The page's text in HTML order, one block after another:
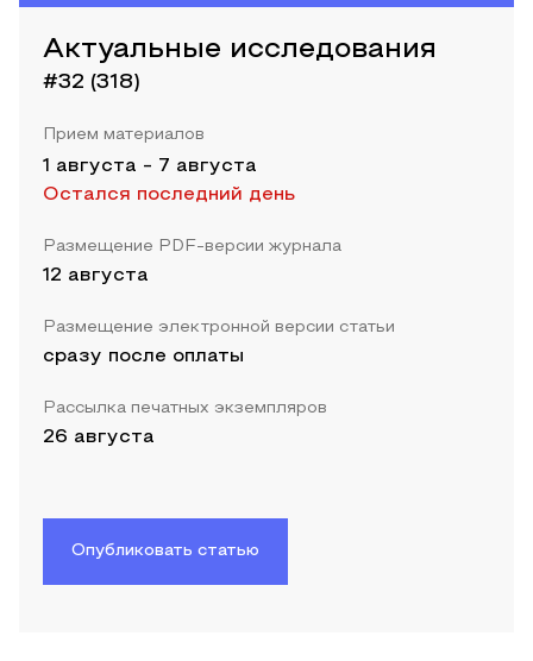
Актуальные исследования
#32 (318)
Прием материалов
1 августа - 7 августа
Остался последний день
Размещение PDF-версии журнала
12 августа
Размещение электронной версии статьи
сразу после оплаты
Рассылка печатных экземпляров
26 августа
Опубликовать статью